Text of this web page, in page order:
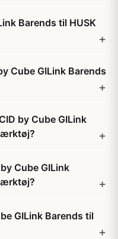
Barends til HUSK
Cube GILink Barends
by Cube GILink
Cube GILink
GILink Barends til